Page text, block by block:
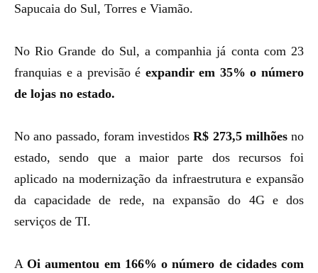
Sapucaia do Sul, Torres e Viamão.
No Rio Grande do Sul, a companhia já conta com 23
franquias e a previsão é expandir em 35% o número
de lojas no estado.
No ano passado, foram investidosR$ 273,5 milhões no
estado, sendo que a maior parte dos recursos foi
aplicado na modernização da infraestrutura e expansão
da capacidade de rede, na expansão do 4G e dos
serviços de TI.
A Oi aumentou em 166% o número de cidades com